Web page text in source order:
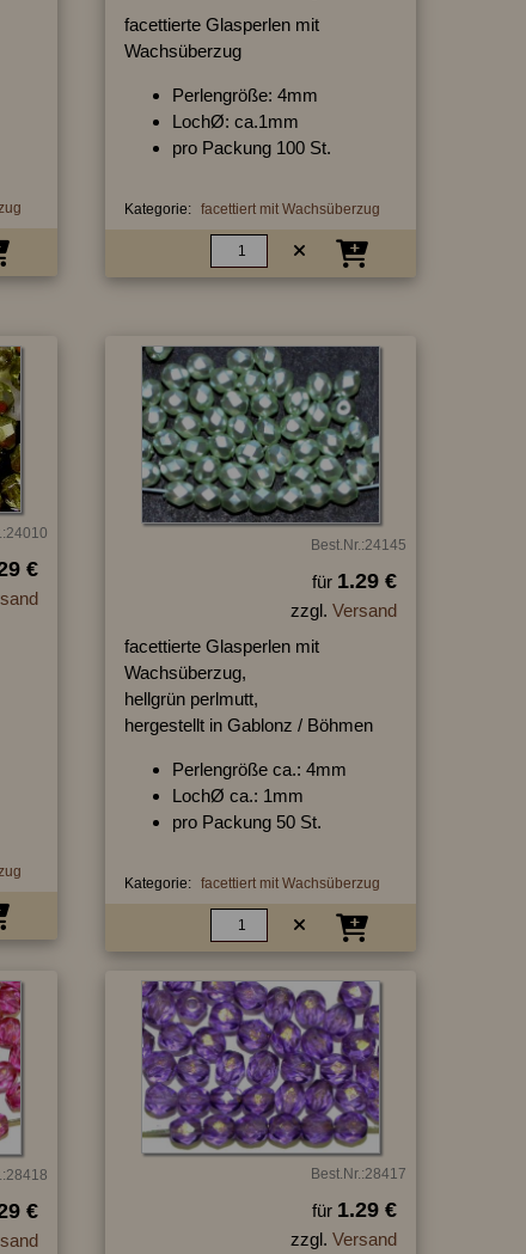
facettierte Glasperlen mit
Wachsüberzug
Perlengröße: 4mm
LochØ: ca.1mm
pro Packung 100 St.
Kategorie: facettiert mit Wachsüberzug
€
Best.Nr.:24145
für 1.29 €
zzgl. Versand
facettierte Glasperlen mit
Wachsüberzug,
hellgrün perlmutt,
hergestellt in Gablonz / Böhmen
Perlengröße ca.: 4mm
LochØ ca.: 1mm
pro Packung 50 St.
Kategorie: facettiert mit Wachsüberzug
€
Best.Nr.:28417
für 1.29 €
zzgl. Versand